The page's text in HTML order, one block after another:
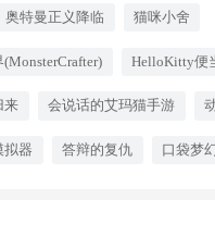
常适合在心情
消云散。如果
治愈你！
奥特曼正义降临 猫咪小舍
HelloKitty便
来 会说话的艾玛猫手游
拟器 答辩的复仇 口袋梦